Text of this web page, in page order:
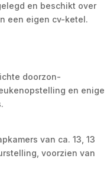
en beschikt over
een eigen cv-ketel.
doorzon-
en enige
van ca. 13, 13
voorzien van